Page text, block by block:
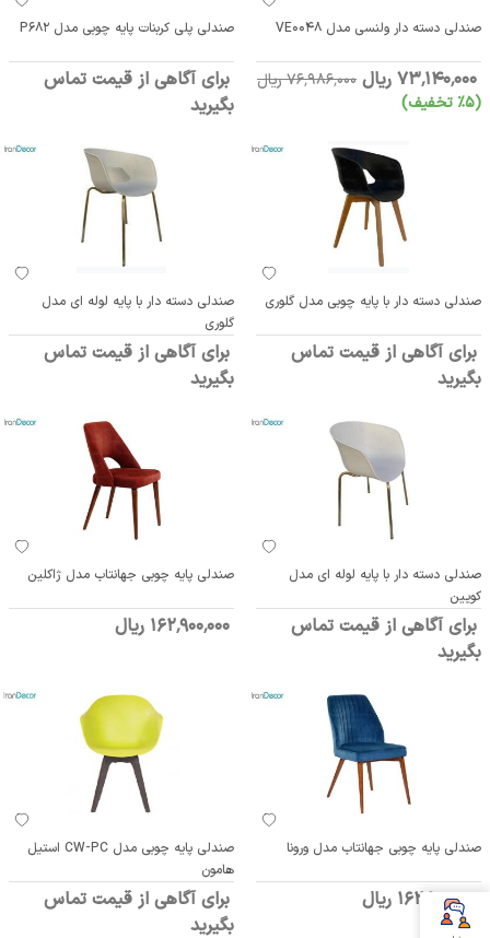
صندلی دسته دار ولنسی مدل VE0048
73٬140٬000 ریال
76٬986٬000 ریال
(5٪ تخفیف)
صندلی پلی کربنات پایه چوبی مدل P682
برای آگاهی از قیمت تماس
بگیرید
صندلی دسته دار با پایه چوبی مدل گلوری
برای آگاهی از قیمت تماس
بگیرید
صندلی دسته دار با پایه لوله ای مدل
گلوری
برای آگاهی از قیمت تماس
بگیرید
صندلی دسته دار با پایه لوله ای مدل
کویین
برای آگاهی از قیمت تماس
بگیرید
صندلی پایه چوبی جهانتاب مدل ژاکلین
162٬900٬000 ریال
صندلی پایه چوبی جهانتاب مدل ورونا
162٬900٬000 ریال
صندلی پایه چوبی مدل CW-PC استیل
هامون
برای آگاهی از قیمت تماس
بگیرید